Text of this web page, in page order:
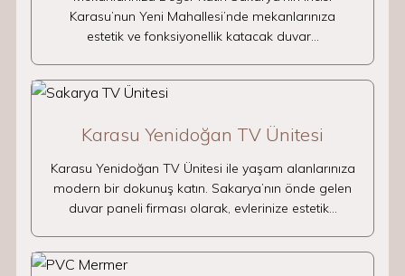
Karasu’nun Yeni Mahallesi’nde mekanlarınıza
estetik ve fonksiyonellik katacak duvar…
Karasu Yenidoğan TV Ünitesi
Karasu Yenidoğan TV Ünitesi ile yaşam alanlarınıza
modern bir dokunuş katın. Sakarya’nın önde gelen
duvar paneli firması olarak, evlerinize estetik…